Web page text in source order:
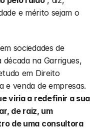
e mérito sejam o
sociedades de
década na Garrigues,
em Direito
viria a redefinir a sua
de raiz, um
de uma consultora